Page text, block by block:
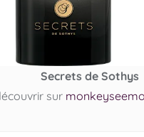
Secrets de Sothys
sur